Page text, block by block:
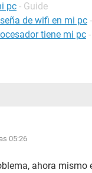
pc - Guide
de wifi en mi pc
tiene mi pc
05:26
ahora